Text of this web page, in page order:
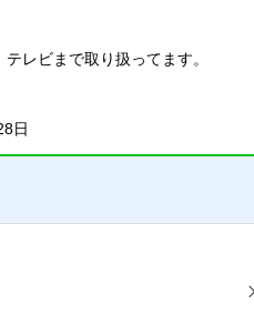
レビまで取り扱ってます。
日